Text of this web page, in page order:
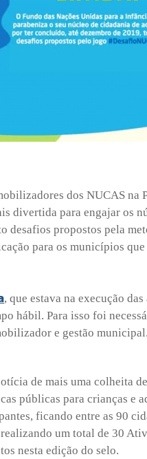
dos NUCAS na
divertida para engajar os
desafios propostos pela
para os municípios
, que estava na execução
hábil. Para isso foi
e gestão municipal.
de mais uma colheita
públicas para crianças e
ficando entre as 90
um total de 30
nesta edição do selo.